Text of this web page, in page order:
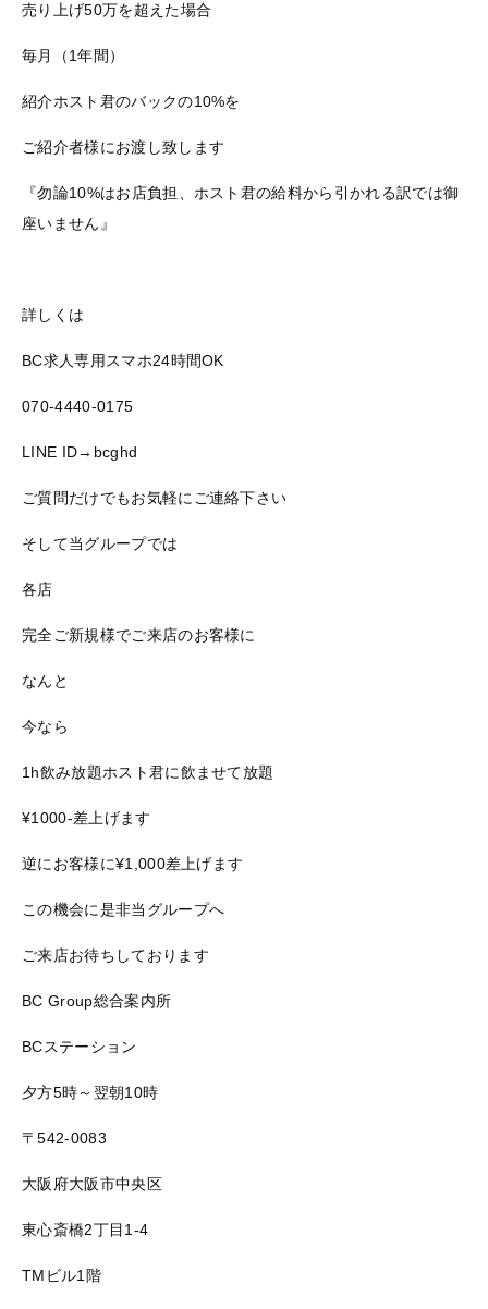
売り上げ50万を超えた場合
毎月（1年間）
紹介ホスト君のバックの10%を
ご紹介者様にお渡し致します
『勿論10%はお店負担、ホスト君の給料から引かれる訳では御
座いません』
詳しくは
BC求人専用スマホ24時間OK
070-4440-0175
LINE ID→bcghd
ご質問だけでもお気軽にご連絡下さい
そして当グループでは
各店
完全ご新規様でご来店のお客様に
なんと
今なら
1h飲み放題ホスト君に飲ませて放題
¥1000-差上げます
逆にお客様に¥1,000差上げます
この機会に是非当グループへ
ご来店お待ちしております
BC Group総合案内所
BCステーション
夕方5時～翌朝10時
〒542-0083
大阪府大阪市中央区
東心斎橋2丁目1-4
TMビル1階